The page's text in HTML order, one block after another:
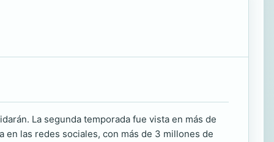
La segunda temporada fue vista en más de
las redes sociales, con más de 3 millones de